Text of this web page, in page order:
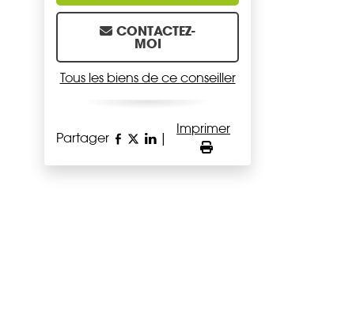
CONTACTEZ-
MOI
Tous les biens de ce conseiller
Partager
Imprimer